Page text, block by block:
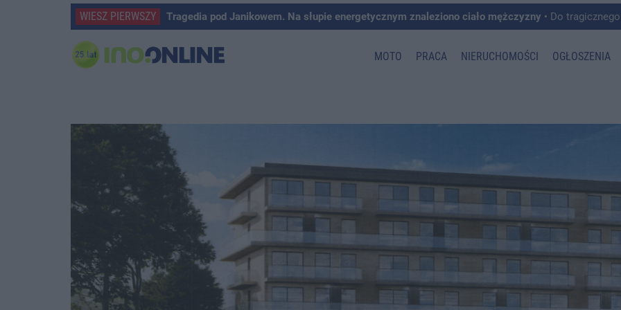
WIESZ PIERWSZY Tragedia pod Janikowem. Na słupie energetycznym znaleziono ciało mężczyzny • Do tragicznego zdarzenia doszło
MOTO PRACA NIERUCHOMOŚCI OGŁOSZENIA